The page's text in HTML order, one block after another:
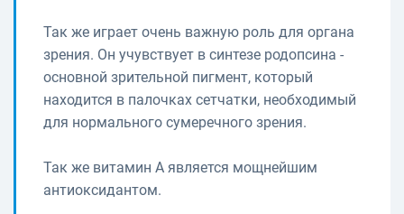
Так же играет очень важную роль для органа
зрения. Он учувствует в синтезе родопсина -
основной зрительной пигмент, который
находится в палочках сетчатки, необходимый
для нормального сумеречного зрения.
Так же витамин А является мощнейшим
антиоксидантом.